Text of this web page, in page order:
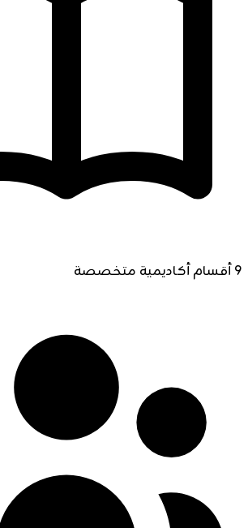
9 أقسام أكاديمية متخصصة